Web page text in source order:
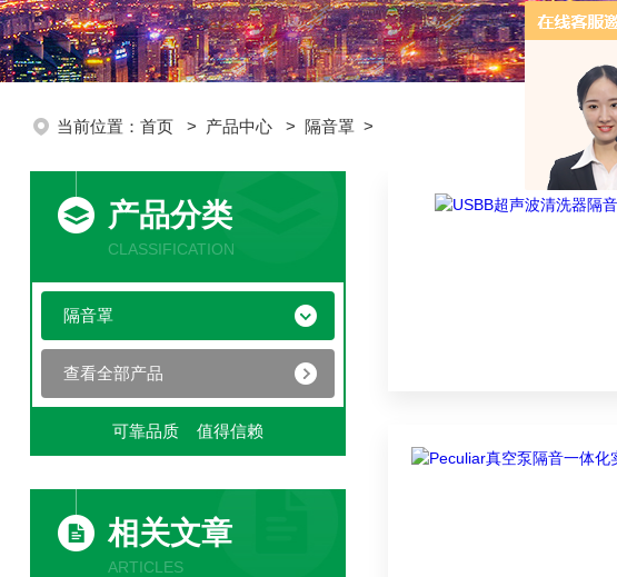
当前位置： 首页 > 产品中心 > 隔音罩 >
产品分类
CLASSIFICATION
隔音罩
查看全部产品
可靠品质 值得信赖
相关文章
ARTICLES